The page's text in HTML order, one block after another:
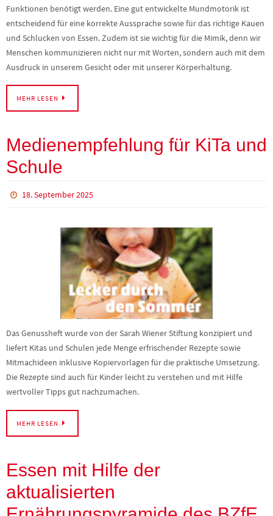
Funktionen benötigt werden. Eine gut entwickelte Mundmotorik ist
entscheidend für eine korrekte Aussprache sowie für das richtige Kauen
und Schlucken von Essen. Zudem ist sie wichtig für die Mimik, denn wir
Menschen kommunizieren nicht nur mit Worten, sondern auch mit dem
Ausdruck in unserem Gesicht oder mit unserer Körperhaltung.
MEHR LESEN
Medienempfehlung für KiTa und
Schule
18. September 2025
Das Genussheft wurde von der Sarah Wiener Stiftung konzipiert und
liefert Kitas und Schulen jede Menge erfrischender Rezepte sowie
Mitmachideen inklusive Kopiervorlagen für die praktische Umsetzung.
Die Rezepte sind auch für Kinder leicht zu verstehen und mit Hilfe
wertvoller Tipps gut nachzumachen.
MEHR LESEN
Essen mit Hilfe der
aktualisierten